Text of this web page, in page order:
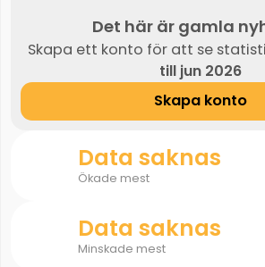
Det här är gamla
Skapa ett konto för att se
till jun 2026
Skapa konto
Data saknas
Ökade mest
Data saknas
Minskade mest